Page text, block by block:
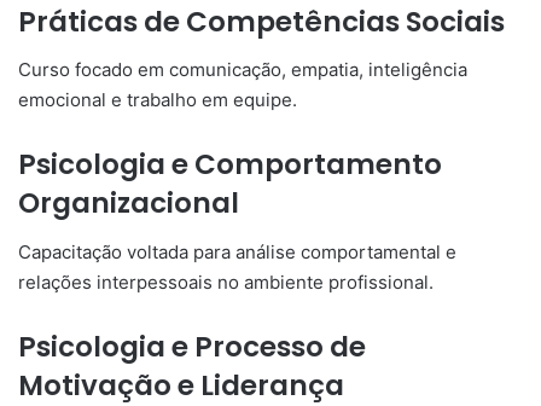
Práticas de Competências Sociais
Curso focado em comunicação, empatia, inteligência
emocional e trabalho em equipe.
Psicologia e Comportamento
Organizacional
Capacitação voltada para análise comportamental e
relações interpessoais no ambiente profissional.
Psicologia e Processo de
Motivação e Liderança